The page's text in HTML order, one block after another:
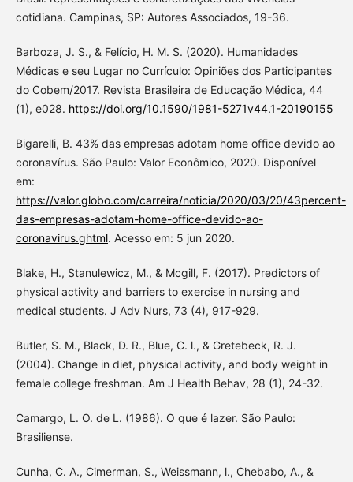
cotidiana. Campinas, SP: Autores Associados, 19-36.
Barboza, J. S., & Felício, H. M. S. (2020). Humanidades
Médicas e seu Lugar no Currículo: Opiniões dos Participantes
do Cobem/2017. Revista Brasileira de Educação Médica, 44
(1), e028. https://doi.org/10.1590/1981-5271v44.1-20190155
Bigarelli, B. 43% das empresas adotam home office devido ao
coronavírus. São Paulo: Valor Econômico, 2020. Disponível
em:
https://valor.globo.com/carreira/noticia/2020/03/20/43percent-
das-empresas-adotam-home-office-devido-ao-
coronavirus.ghtml. Acesso em: 5 jun 2020.
Blake, H., Stanulewicz, M., & Mcgill, F. (2017). Predictors of
physical activity and barriers to exercise in nursing and
medical students. J Adv Nurs, 73 (4), 917-929.
Butler, S. M., Black, D. R., Blue, C. l., & Gretebeck, R. J.
(2004). Change in diet, physical activity, and body weight in
female college freshman. Am J Health Behav, 28 (1), 24-32.
Camargo, L. O. de L. (1986). O que é lazer. São Paulo:
Brasiliense.
Cunha, C. A., Cimerman, S., Weissmann, l., Chebabo, A., &